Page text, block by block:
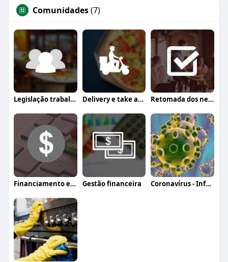
Comunidades(7)
Legislação trabalhista Delivery e take away Retomada dos negócios
Financiamento e crédito Gestão financeira Coronavírus - Informação, orientação e a